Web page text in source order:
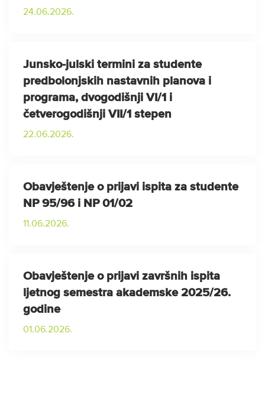
24.06.2026.
Junsko-julski termini za studente
predbolonjskih nastavnih planova i
programa, dvogodišnji VI/1 i
četverogodišnji VII/1 stepen
22.06.2026.
Obavještenje o prijavi ispita za studente
NP 95/96 i NP 01/02
11.06.2026.
Obavještenje o prijavi završnih ispita
ljetnog semestra akademske 2025/26.
godine
01.06.2026.